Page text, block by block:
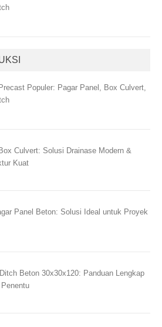
Populer: Pagar Panel, Box Culvert,
Culvert: Solusi Drainase Modern &
Kuat
Panel Beton: Solusi Ideal untuk Proyek
Beton 30x30x120: Panduan Lengkap